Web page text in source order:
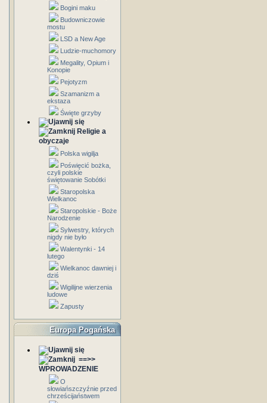
Bogini maku
Budowniczowie
mostu
LSD a New Age
Ludzie-muchomory
Megality, Opium i
Konopie
Pejotyzm
Szamanizm a
ekstaza
Święte grzyby
Religie a
obyczaje
Polska wigilja
Poświęcić bożka,
czyli polskie
świętowanie Sobótki
Staropolska
Wielkanoc
Staropolskie - Boże
Narodzenie
Sylwestry, których
nigdy nie było
Walentynki - 14
lutego
Wielkanoc dawniej i
dziś
Wigilijne wierzenia
ludowe
Zapusty
Europa Pogańska
==>>
WPROWADZENIE
O
słowiańszczyźnie przed
chrześcijaństwem